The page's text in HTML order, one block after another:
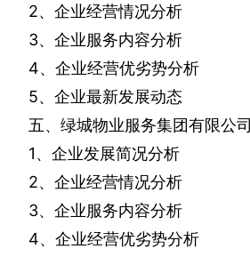
2、企业经营情况分析
3、企业服务内容分析
4、企业经营优劣势分析
5、企业最新发展动态
五、绿城物业服务集团有限公司
1、企业发展简况分析
2、企业经营情况分析
3、企业服务内容分析
4、企业经营优劣势分析